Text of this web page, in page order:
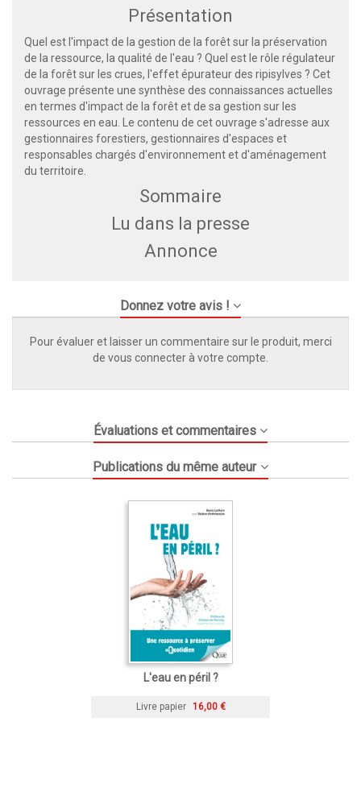
Présentation
Quel est l'impact de la gestion de la forêt sur la préservation
de la ressource, la qualité de l'eau ? Quel est le rôle régulateur
de la forêt sur les crues, l'effet épurateur des ripisylves ? Cet
ouvrage présente une synthèse des connaissances actuelles
en termes d'impact de la forêt et de sa gestion sur les
ressources en eau. Le contenu de cet ouvrage s'adresse aux
gestionnaires forestiers, gestionnaires d'espaces et
responsables chargés d'environnement et d'aménagement
du territoire.
Sommaire
Lu dans la presse
Annonce
Donnez votre avis !
Pour évaluer et laisser un commentaire sur le produit, merci
de vous connecter à votre compte.
Évaluations et commentaires
Publications du même auteur
L'eau en péril ?
Livre papier 16,00 €